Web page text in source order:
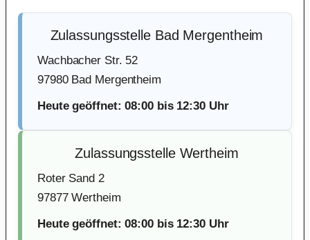
Zulassungsstelle Bad Mergentheim
Wachbacher Str. 52
97980 Bad Mergentheim
Heute geöffnet: 08:00 bis 12:30 Uhr
Zulassungsstelle Wertheim
Roter Sand 2
97877 Wertheim
Heute geöffnet: 08:00 bis 12:30 Uhr